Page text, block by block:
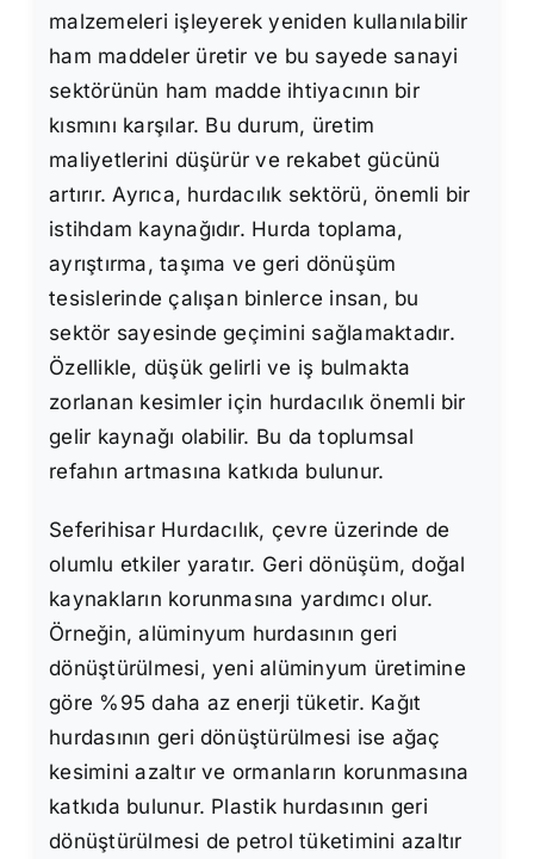
malzemeleri işleyerek yeniden kullanılabilir
ham maddeler üretir ve bu sayede sanayi
sektörünün ham madde ihtiyacının bir
kısmını karşılar. Bu durum, üretim
maliyetlerini düşürür ve rekabet gücünü
artırır. Ayrıca, hurdacılık sektörü, önemli bir
istihdam kaynağıdır. Hurda toplama,
ayrıştırma, taşıma ve geri dönüşüm
tesislerinde çalışan binlerce insan, bu
sektör sayesinde geçimini sağlamaktadır.
Özellikle, düşük gelirli ve iş bulmakta
zorlanan kesimler için hurdacılık önemli bir
gelir kaynağı olabilir. Bu da toplumsal
refahın artmasına katkıda bulunur.
Seferihisar Hurdacılık, çevre üzerinde de
olumlu etkiler yaratır. Geri dönüşüm, doğal
kaynakların korunmasına yardımcı olur.
Örneğin, alüminyum hurdasının geri
dönüştürülmesi, yeni alüminyum üretimine
göre %95 daha az enerji tüketir. Kağıt
hurdasının geri dönüştürülmesi ise ağaç
kesimini azaltır ve ormanların korunmasına
katkıda bulunur. Plastik hurdasının geri
dönüştürülmesi de petrol tüketimini azaltır